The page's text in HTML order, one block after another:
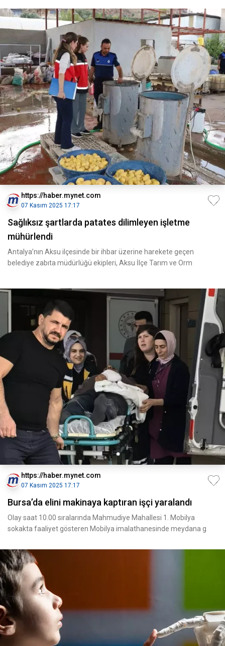
https://haber.mynet.com
07 Kasım 2025 17:17
Sağlıksız şartlarda patates dilimleyen işletme
mühürlendi
Antalya’nın Aksu ilçesinde bir ihbar üzerine harekete geçen
belediye zabıta müdürlüğü ekipleri, Aksu İlçe Tarım ve Orm
https://haber.mynet.com
07 Kasım 2025 17:17
Bursa’da elini makinaya kaptıran işçi yaralandı
Olay saat 10.00 sıralarında Mahmudiye Mahallesi 1. Mobilya
sokakta faaliyet gösteren Mobilya imalathanesinde meydana g